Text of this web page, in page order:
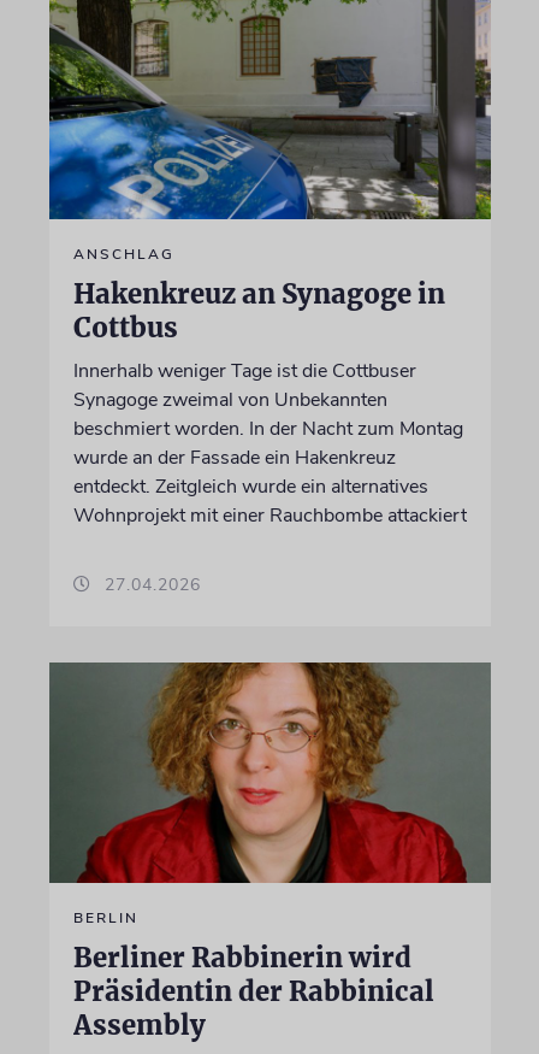
ANSCHLAG
Hakenkreuz an Synagoge in
Cottbus
Innerhalb weniger Tage ist die Cottbuser
Synagoge zweimal von Unbekannten
beschmiert worden. In der Nacht zum Montag
wurde an der Fassade ein Hakenkreuz
entdeckt. Zeitgleich wurde ein alternatives
Wohnprojekt mit einer Rauchbombe attackiert
27.04.2026
BERLIN
Berliner Rabbinerin wird
Präsidentin der Rabbinical
Assembly